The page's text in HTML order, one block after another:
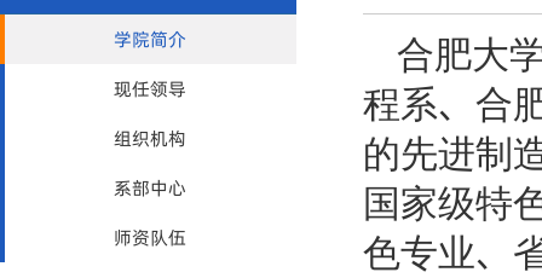
学院简介
现任领导
组织机构
系部中心
师资队伍
合肥大
程系、合
的先进制
国家级特
色专业、